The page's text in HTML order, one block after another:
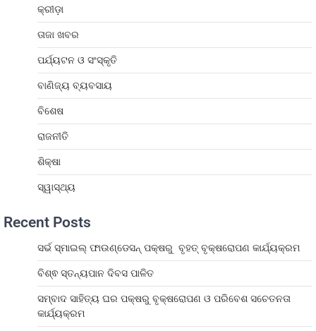
କ୍ରୀଡ଼ା
ତାଜା ଖବର
ପର୍ଯ୍ୟଟନ ଓ ସଂସ୍କୃତି
ବାଣିଜ୍ୟ ବ୍ୟବସାୟ
ବିଶେଷ
ରାଜନୀତି
ଶିକ୍ଷା
ସ୍ୱାସ୍ଥ୍ୟ
Recent Posts
ସର୍ଭ ସ୍ମାଇଲ୍ ଫାଉଣ୍ଡେସନ୍ ପକ୍ଷରୁ ବୃହତ୍ ବୃକ୍ଷରୋପଣ କାର୍ଯ୍ୟକ୍ରମ
ବିଶ୍ଵ ସ୍ତନ୍ୟପାନ ଦିବସ ପାଳିତ
ସମ୍ବାଦ ସାହିତ୍ୟ ଘର ପକ୍ଷରୁ ବୃକ୍ଷରୋପଣ ଓ ପରିବେଶ ସଚେତନତା
କାର୍ଯ୍ୟକ୍ରମ